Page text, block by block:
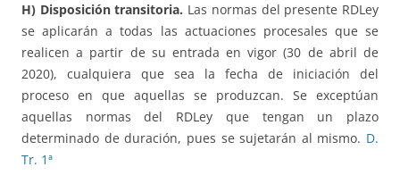
H) Disposición transitoria. Las normas del presente RDLey
se aplicarán a todas las actuaciones procesales que se
realicen a partir de su entrada en vigor (30 de abril de
2020), cualquiera que sea la fecha de iniciación del
proceso en que aquellas se produzcan. Se exceptúan
aquellas normas del RDLey que tengan un plazo
determinado de duración, pues se sujetarán al mismo. D.
Tr. 1ª